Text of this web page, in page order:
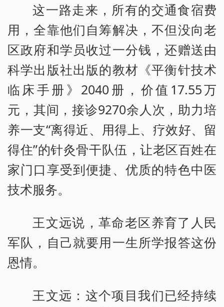
这一路走来，所有的交通食宿费
用，全靠他们自筹解决，不但没向老
区政府和学员收过一分钱，还赠送由
科学出版社出版的教材《平衡针技术
临床手册》2040册，价值17.55万
元，其间，接诊9270余人次，助力培
养一支“离得近、用得上、疗效好、留
得住”的针灸骨干队伍，让老区百姓在
家门口享受到便捷、优质的特色中医
技术服务。
王文远说，革命老区养育了人民
军队，自己就要用一生所学报答这份
恩情。
王文远：这个项目我们已经持续